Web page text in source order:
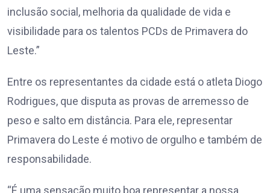
inclusão social, melhoria da qualidade de vida e
visibilidade para os talentos PCDs de Primavera do
Leste.”
Entre os representantes da cidade está o atleta Diogo
Rodrigues, que disputa as provas de arremesso de
peso e salto em distância. Para ele, representar
Primavera do Leste é motivo de orgulho e também de
responsabilidade.
“É uma sensação muito boa representar a nossa